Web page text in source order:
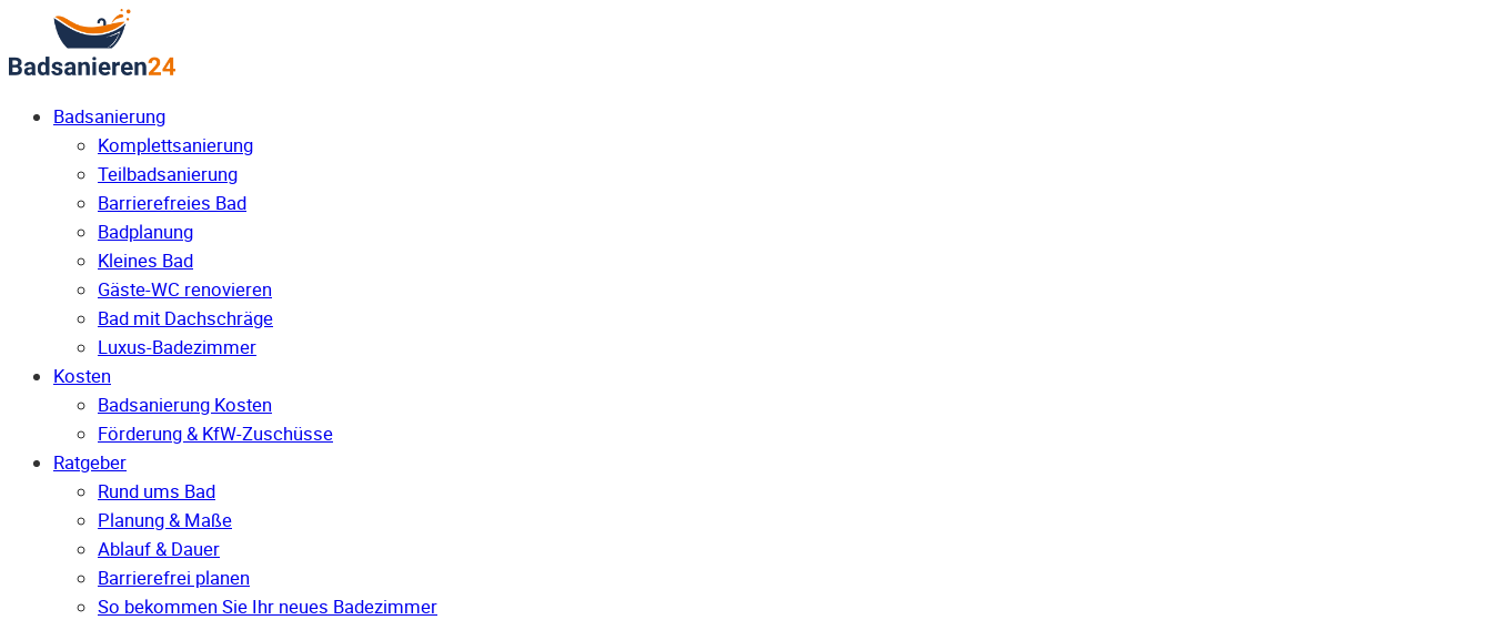
Badsanierung
Komplettsanierung
Teilbadsanierung
Barrierefreies Bad
Badplanung
Kleines Bad
Gäste-WC renovieren
Bad mit Dachschräge
Luxus-Badezimmer
Kosten
Badsanierung Kosten
Förderung & KfW-Zuschüsse
Ratgeber
Rund ums Bad
Planung & Maße
Ablauf & Dauer
Barrierefrei planen
So bekommen Sie Ihr neues Badezimmer